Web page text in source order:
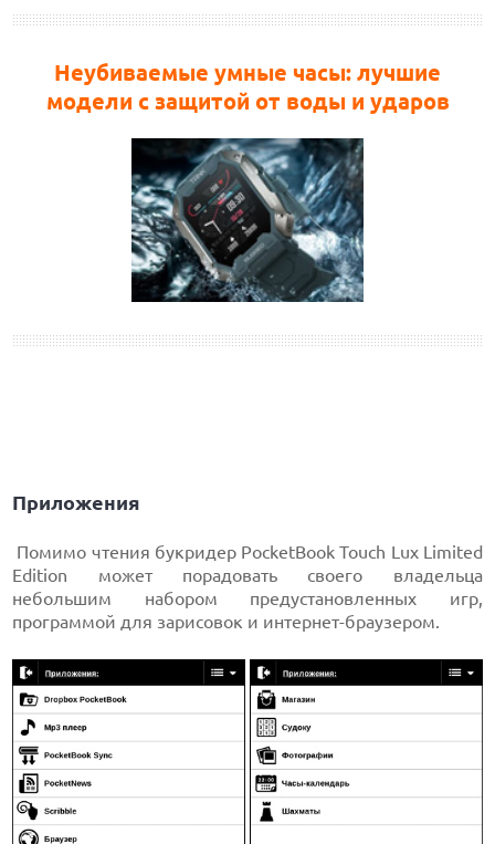
Неубиваемые умные часы: лучшие
модели с защитой от воды и ударов
Приложения
Помимо чтения букридер PocketBook Touch Lux Limited
Edition может порадовать своего владельца
небольшим набором предустановленных игр,
программой для зарисовок и интернет-браузером.